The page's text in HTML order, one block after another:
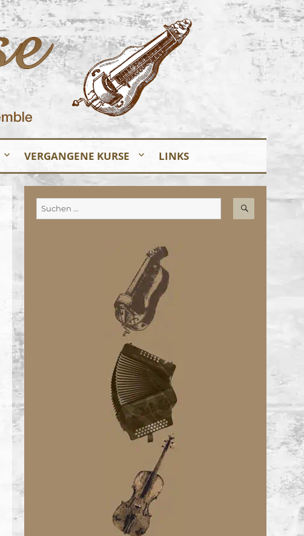
VERGANGENE KURSE LINKS
Suchen
nach:
SUCHEN